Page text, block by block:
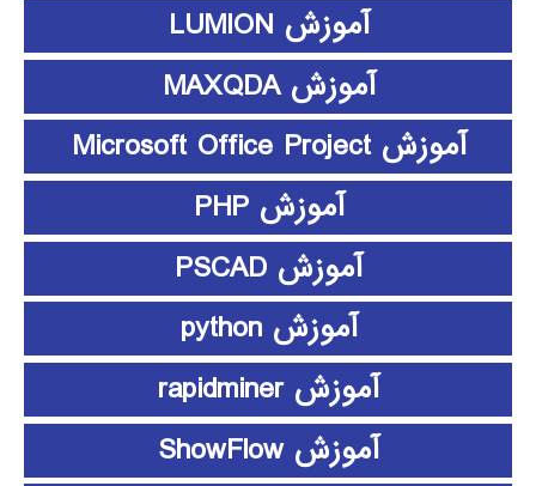
آموزش LUMION
آموزش MAXQDA
آموزش Microsoft Office Project
آموزش PHP
آموزش PSCAD
آموزش python
آموزش rapidminer
آموزش ShowFlow